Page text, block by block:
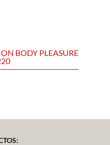
BODY PLEASURE